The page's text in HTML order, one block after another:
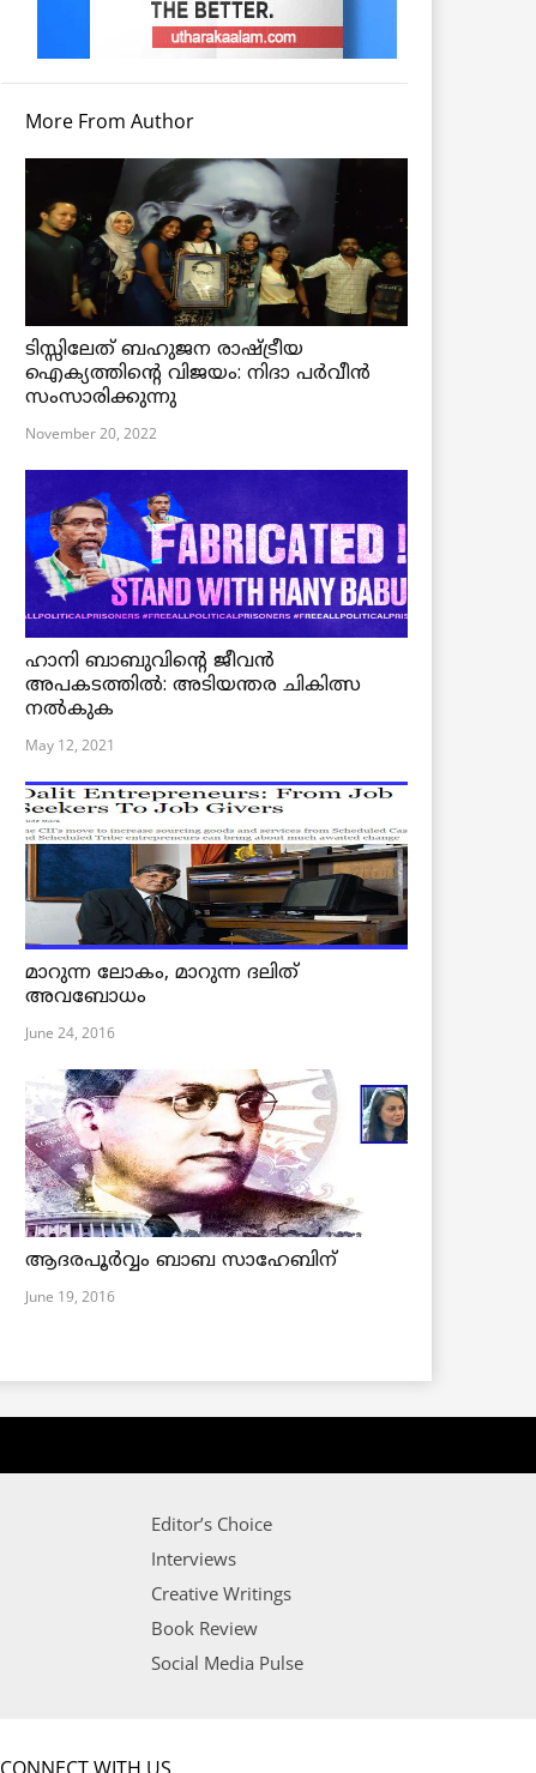
More From Author
ടിസ്സിലേത് ബഹുജന രാഷ്ട്രീയ
ഐക്യത്തിന്റെ വിജയം: നിദാ പർവീൻ
സംസാരിക്കുന്നു
November 20, 2022
ഹാനി ബാബുവിന്റെ ജീവൻ
അപകടത്തിൽ: അടിയന്തര ചികിത്സ
നൽകുക
May 12, 2021
മാറുന്ന ലോകം, മാറുന്ന ദലിത്
അവബോധം
June 24, 2016
ആദരപൂര്‍വ്വം ബാബ സാഹേബിന്
June 19, 2016
Editor’s Choice
Interviews
Creative Writings
Book Review
Social Media Pulse